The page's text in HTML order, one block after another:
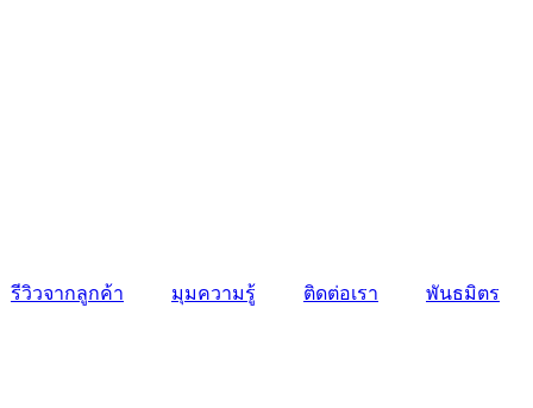
รีวิวจากลูกค้า มุมความรู้ ติดต่อเรา
พันธมิตร